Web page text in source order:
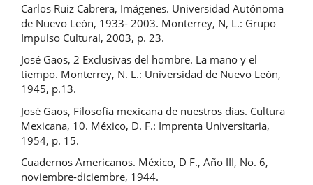
Carlos Ruiz Cabrera, Imágenes. Universidad Autónoma
de Nuevo León, 1933- 2003. Monterrey, N, L.: Grupo
Impulso Cultural, 2003, p. 23.
José Gaos, 2 Exclusivas del hombre. La mano y el
tiempo. Monterrey, N. L.: Universidad de Nuevo León,
1945, p.13.
José Gaos, Filosofía mexicana de nuestros días. Cultura
Mexicana, 10. México, D. F.: Imprenta Universitaria,
1954, p. 15.
Cuadernos Americanos. México, D F., Año III, No. 6,
noviembre-diciembre, 1944.